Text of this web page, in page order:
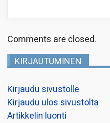
Comments are closed.
KIRJAUTUMINEN
Kirjaudu sivustolle
Kirjaudu ulos sivustolta
Artikkelin luonti